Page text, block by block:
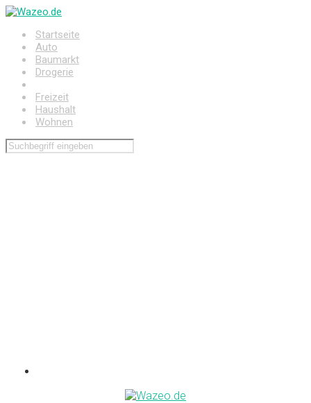
Zum
springenStartseite
Auto
Baumarkt
Drogerie
Freizeit
Haushalt
Wohnen